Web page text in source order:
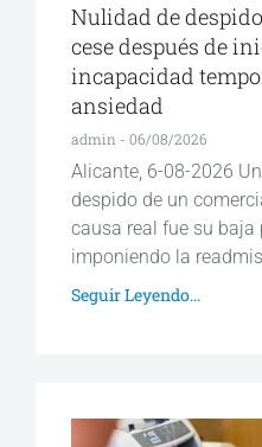
Nulidad de
cese después de
incapacidad
ansiedad
admin 06/08/2026
Alicante, 6-08-2026
despido de un
causa real fue su baja
imponiendo la
Seguir Leyendo...